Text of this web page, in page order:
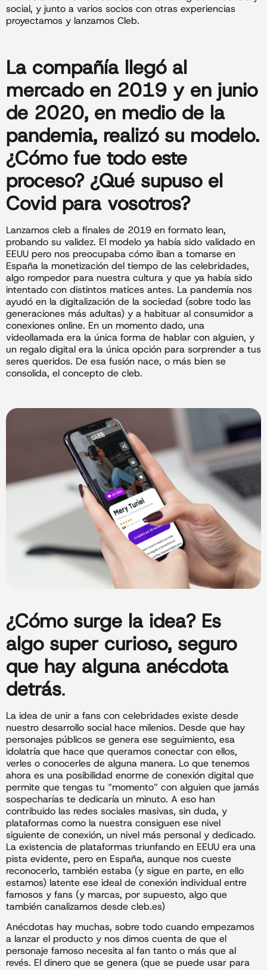
social, y junto a varios socios con otras experiencias
proyectamos y lanzamos Cleb.
La compañía llegó al
mercado en 2019 y en junio
de 2020, en medio de la
pandemia, realizó su modelo.
¿Cómo fue todo este
proceso? ¿Qué supuso el
Covid para vosotros?
Lanzamos cleb a finales de 2019 en formato lean,
probando su validez. El modelo ya había sido validado en
EEUU pero nos preocupaba cómo iban a tomarse en
España la monetización del tiempo de las celebridades,
algo rompedor para nuestra cultura y que ya había sido
intentado con distintos matices antes. La pandemia nos
ayudó en la digitalización de la sociedad (sobre todo las
generaciones más adultas) y a habituar al consumidor a
conexiones online. En un momento dado, una
videollamada era la única forma de hablar con alguien, y
un regalo digital era la única opción para sorprender a tus
seres queridos. De esa fusión nace, o más bien se
consolida, el concepto de cleb.
¿Cómo surge la idea? Es
algo super curioso, seguro
que hay alguna anécdota
detrás.
La idea de unir a fans con celebridades existe desde
nuestro desarrollo social hace milenios. Desde que hay
personajes públicos se genera ese seguimiento, esa
idolatría que hace que queramos conectar con ellos,
verles o conocerles de alguna manera. Lo que tenemos
ahora es una posibilidad enorme de conexión digital que
permite que tengas tu “momento” con alguien que jamás
sospecharías te dedicaría un minuto. A eso han
contribuido las redes sociales masivas, sin duda, y
plataformas como la nuestra consiguen ese nivel
siguiente de conexión, un nivel más personal y dedicado.
La existencia de plataformas triunfando en EEUU era una
pista evidente, pero en España, aunque nos cueste
reconocerlo, también estaba (y sigue en parte, en ello
estamos) latente ese ideal de conexión individual entre
famosos y fans (y marcas, por supuesto, algo que
también canalizamos desde cleb.es)
Anécdotas hay muchas, sobre todo cuando empezamos
a lanzar el producto y nos dimos cuenta de que el
personaje famoso necesita al fan tanto o más que al
revés. El dinero que se genera (que se puede usar para